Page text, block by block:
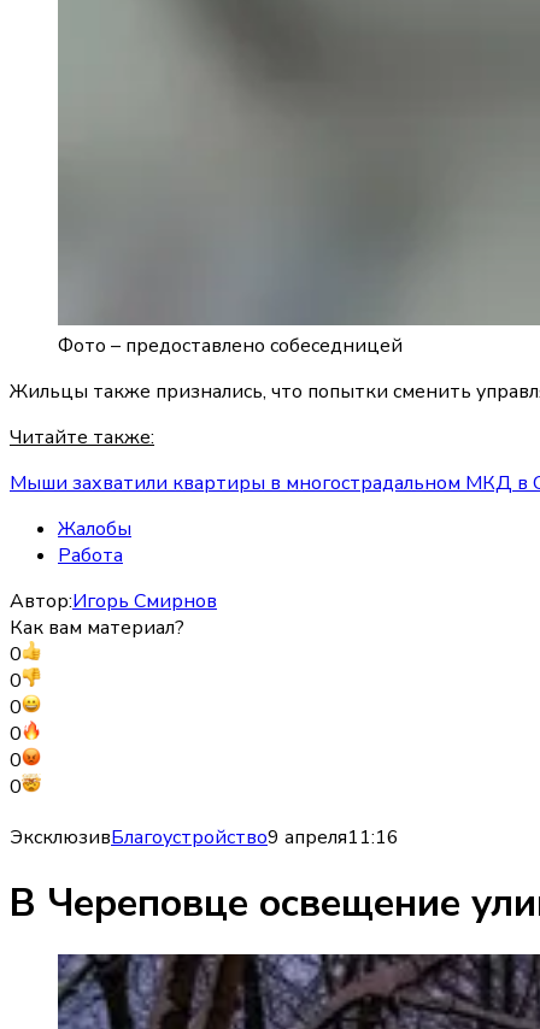
Фото – предоставлено собеседницей
Жильцы также признались, что попытки сменить
Читайте также:
Мыши захватили квартиры в многострадальном МКД в
Жалобы
Работа
Автор:Игорь Смирнов
Как вам материал?
0
0
0
0
0
0
ЭксклюзивБлагоустройство9 апреля11:16
В Череповце освещение